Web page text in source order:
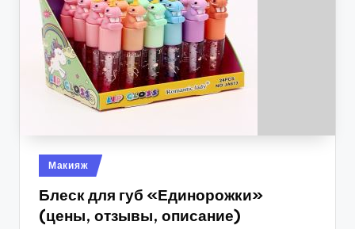
Опубликовано
в
Макияж
Блеск для губ «Единорожки»
(цены, отзывы, описание)